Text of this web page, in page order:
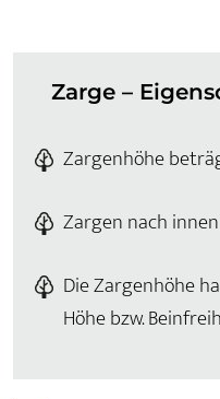
Zarge –
Zargenhöhe
Zargen nach
Die Zargenhöhe
Höhe bzw.